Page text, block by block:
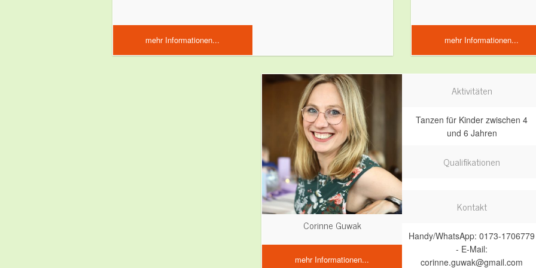
mehr Informationen... mehr Informationen...
Corinne Guwak
mehr Informationen...
Aktivitäten
Tanzen für Kinder zwischen 4
und 6 Jahren
Qualifikationen
Kontakt
Handy/WhatsApp: 0173-1706779
- E-Mail:
corinne.guwak@gmail.com